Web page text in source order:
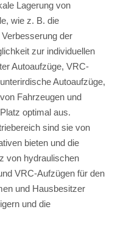
Lagerung von
wie z. B. die
der
zur individuellen
Autoaufzüge, VRC-
Autoaufzüge,
Fahrzeugen und
optimal aus.
sind sie von
bieten und die
von hydraulischen
VRC-Aufzügen für den
und Hausbesitzer
und die